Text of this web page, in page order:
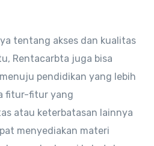
tentang akses dan kualitas
Rentacarbta juga bisa
pendidikan yang lebih
fitur-fitur yang
atau keterbatasan lainnya
menyediakan materi